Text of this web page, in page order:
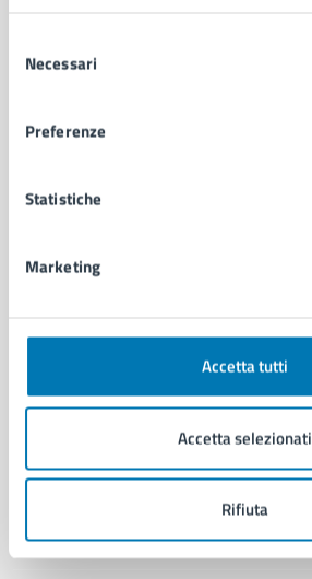
delNecessari
Preferenze
Statistiche
Marketing
Accetta tutti
Accetta selezionati
Rifiuta
Enti e fondazioni
Documenti e dati
Ambiente
Cultura e tempo libero
Educazione e formazione
Giustizia e sicurezza pubblica
Salute, benessere e assistenza